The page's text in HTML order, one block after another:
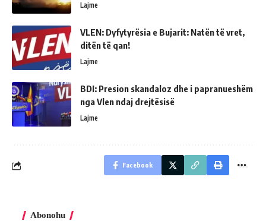
Lajme
VLEN: Dyfytyrësia e Bujarit: Natën të vret,
ditën të qan!
Lajme
BDI: Presion skandaloz dhe i papranueshëm
nga Vlen ndaj drejtësisë
Lajme
Facebook
Abonohu